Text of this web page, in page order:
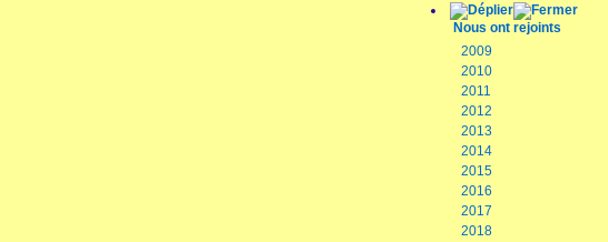
Nous ont rejoints
2009
2010
2011
2012
2013
2014
2015
2016
2017
2018